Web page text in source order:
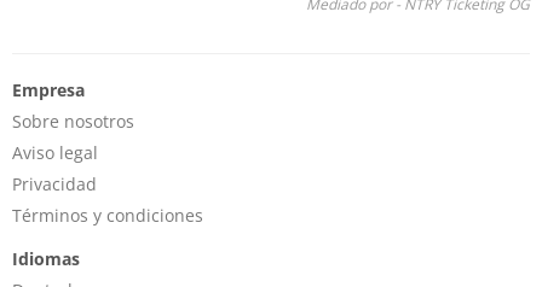
Mediado por - NTRY Ticketing OG
Empresa
Sobre nosotros
Aviso legal
Privacidad
Términos y condiciones
Idiomas